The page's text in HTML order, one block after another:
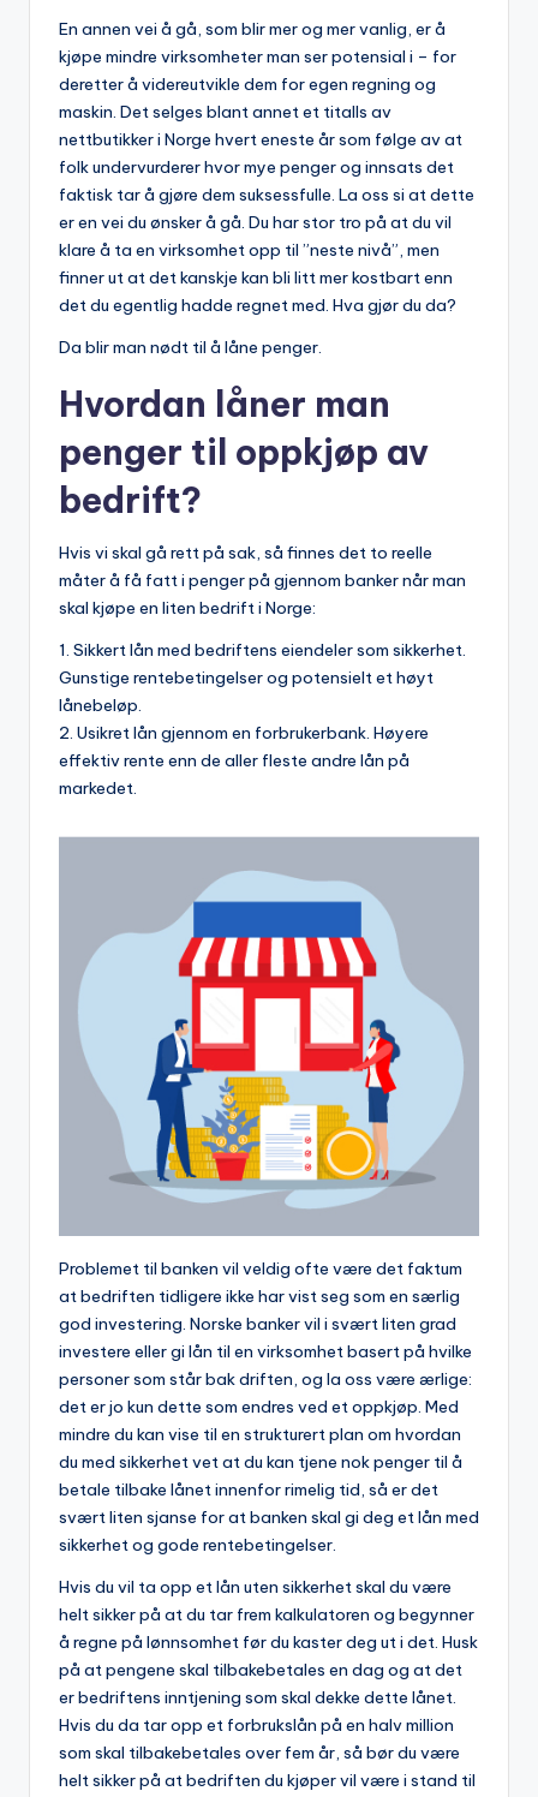
En annen vei å gå, som blir mer og mer vanlig, er å
kjøpe mindre virksomheter man ser potensial i – for
deretter å videreutvikle dem for egen regning og
maskin. Det selges blant annet et titalls av
nettbutikker i Norge hvert eneste år som følge av at
folk undervurderer hvor mye penger og innsats det
faktisk tar å gjøre dem suksessfulle. La oss si at dette
er en vei du ønsker å gå. Du har stor tro på at du vil
klare å ta en virksomhet opp til ”neste nivå”, men
finner ut at det kanskje kan bli litt mer kostbart enn
det du egentlig hadde regnet med. Hva gjør du da?
Da blir man nødt til å låne penger.
Hvordan låner man
penger til oppkjøp av
bedrift?
Hvis vi skal gå rett på sak, så finnes det to reelle
måter å få fatt i penger på gjennom banker når man
skal kjøpe en liten bedrift i Norge:
1. Sikkert lån med bedriftens eiendeler som sikkerhet.
Gunstige rentebetingelser og potensielt et høyt
lånebeløp.
2. Usikret lån gjennom en forbrukerbank. Høyere
effektiv rente enn de aller fleste andre lån på
markedet.
Problemet til banken vil veldig ofte være det faktum
at bedriften tidligere ikke har vist seg som en særlig
god investering. Norske banker vil i svært liten grad
investere eller gi lån til en virksomhet basert på hvilke
personer som står bak driften, og la oss være ærlige:
det er jo kun dette som endres ved et oppkjøp. Med
mindre du kan vise til en strukturert plan om hvordan
du med sikkerhet vet at du kan tjene nok penger til å
betale tilbake lånet innenfor rimelig tid, så er det
svært liten sjanse for at banken skal gi deg et lån med
sikkerhet og gode rentebetingelser.
Hvis du vil ta opp et lån uten sikkerhet skal du være
helt sikker på at du tar frem kalkulatoren og begynner
å regne på lønnsomhet før du kaster deg ut i det. Husk
på at pengene skal tilbakebetales en dag og at det
er bedriftens inntjening som skal dekke dette lånet.
Hvis du da tar opp et forbrukslån på en halv million
som skal tilbakebetales over fem år, så bør du være
helt sikker på at bedriften du kjøper vil være i stand til